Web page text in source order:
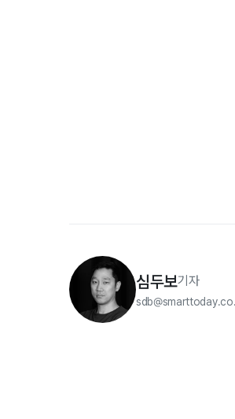
심두보기자